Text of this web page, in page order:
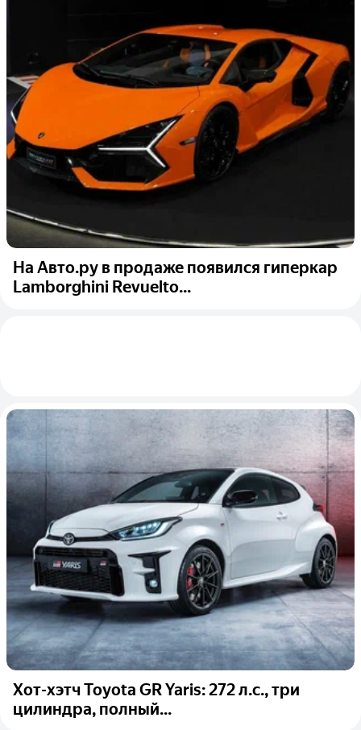
На Авто.ру в продаже появился гиперкар
Lamborghini Revuelto...
Хот-хэтч Toyota GR Yaris: 272 л.с., три
цилиндра, полный...